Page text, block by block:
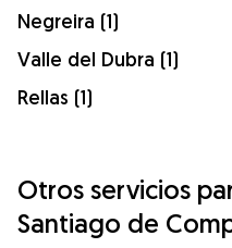
Negreira (1)
Valle del Dubra (1)
Rellas (1)
Otros servicios
Santiago de